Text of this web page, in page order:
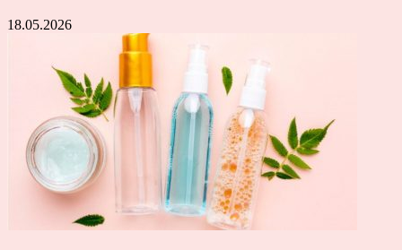
18.05.2026